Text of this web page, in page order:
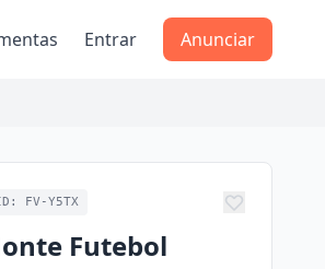
Entrar Anunciar
FV-Y5TX
Futebol